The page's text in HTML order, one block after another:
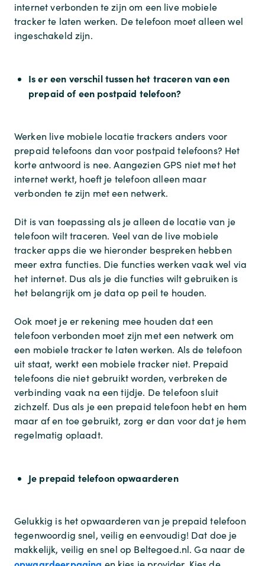
internet verbonden te zijn om een live mobiele
tracker te laten werken. De telefoon moet alleen wel
ingeschakeld zijn.
Is er een verschil tussen het traceren van een
prepaid of een postpaid telefoon?
Werken live mobiele locatie trackers anders voor
prepaid telefoons dan voor postpaid telefoons? Het
korte antwoord is nee. Aangezien GPS niet met het
internet werkt, hoeft je telefoon alleen maar
verbonden te zijn met een netwerk.
Dit is van toepassing als je alleen de locatie van je
telefoon wilt traceren. Veel van de live mobiele
tracker apps die we hieronder bespreken hebben
meer extra functies. Die functies werken vaak wel via
het internet. Dus als je die functies wilt gebruiken is
het belangrijk om je data op peil te houden.
Ook moet je er rekening mee houden dat een
telefoon verbonden moet zijn met een netwerk om
een mobiele tracker te laten werken. Als de telefoon
uit staat, werkt een mobiele tracker niet. Prepaid
telefoons die niet gebruikt worden, verbreken de
verbinding vaak na een tijdje. De telefoon sluit
zichzelf. Dus als je een prepaid telefoon hebt en hem
maar af en toe gebruikt, zorg er dan voor dat je hem
regelmatig oplaadt.
Je prepaid telefoon opwaarderen
Gelukkig is het opwaarderen van je prepaid telefoon
tegenwoordig snel, veilig en eenvoudig! Dat doe je
makkelijk, veilig en snel op Beltegoed.nl. Ga naar de